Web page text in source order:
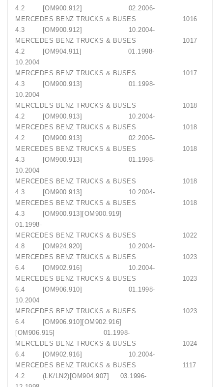
4.2 [OM900.912] 02.2006-
MERCEDES BENZ TRUCKS & BUSES 1016
4.3 [OM900.912] 10.2004-
MERCEDES BENZ TRUCKS & BUSES 1017
4.2 [OM904.911] 01.1998-
10.2004
MERCEDES BENZ TRUCKS & BUSES 1017
4.3 [OM900.913] 01.1998-
10.2004
MERCEDES BENZ TRUCKS & BUSES 1018
4.2 [OM900.913] 10.2004-
MERCEDES BENZ TRUCKS & BUSES 1018
4.2 [OM900.913] 02.2006-
MERCEDES BENZ TRUCKS & BUSES 1018
4.3 [OM900.913] 01.1998-
10.2004
MERCEDES BENZ TRUCKS & BUSES 1018
4.3 [OM900.913] 10.2004-
MERCEDES BENZ TRUCKS & BUSES 1018
4.3 [OM900.913][OM900.919]
01.1998-
MERCEDES BENZ TRUCKS & BUSES 1022
4.8 [OM924.920] 10.2004-
MERCEDES BENZ TRUCKS & BUSES 1023
6.4 [OM902.916] 10.2004-
MERCEDES BENZ TRUCKS & BUSES 1023
6.4 [OM906.910] 01.1998-
10.2004
MERCEDES BENZ TRUCKS & BUSES 1023
6.4 [OM906.910][OM902.916]
[OM906.915] 01.1998-
MERCEDES BENZ TRUCKS & BUSES 1024
6.4 [OM902.916] 10.2004-
MERCEDES BENZ TRUCKS & BUSES 1117
4.2 (LK/LN2)[OM904.907] 03.1996-